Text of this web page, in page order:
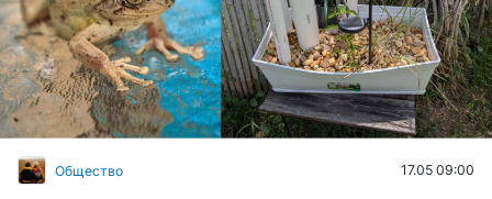
Общество 17.05 09:00